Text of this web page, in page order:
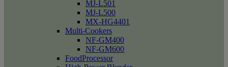
MJ-L501
MJ-L500
MX-HG4401
Multi-Cookers
NF-GM400
NF-GM600
FoodProcessor